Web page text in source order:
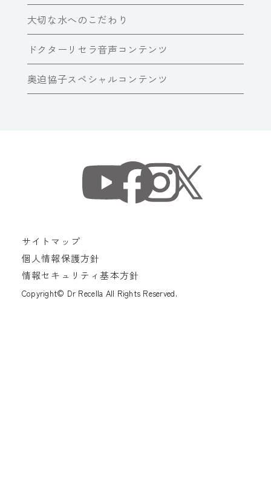
大切な水へのこだわり
ドクターリセラ音声コンテンツ
奥迫協子スペシャルコンテンツ
サイトマップ
個人情報保護方針
情報セキュリティ基本方針
Copyright© Dr Recella All Rights Reserved.